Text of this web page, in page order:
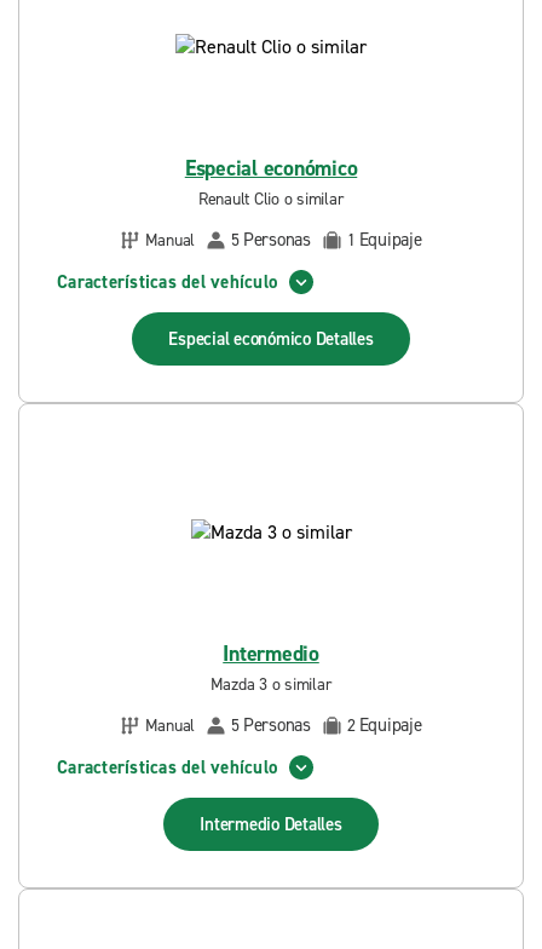
Especial económico
Renault Clio o similar
Manual
5 Personas 1 Equipaje
Características del vehículo
Especial económico Detalles
Intermedio
Mazda 3 o similar
Manual
5 Personas 2 Equipaje
Características del vehículo
Intermedio Detalles